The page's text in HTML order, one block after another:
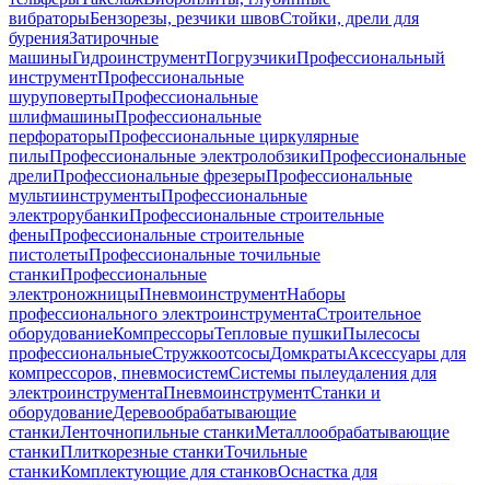
вибраторыБензорезы, резчики швовСтойки, дрели для
буренияЗатирочные
машиныГидроинструментПогрузчикиПрофессиональный
инструментПрофессиональные
шуруповертыПрофессиональные
шлифмашиныПрофессиональные
перфораторыПрофессиональные циркулярные
пилыПрофессиональные электролобзикиПрофессиональные
дрелиПрофессиональные фрезерыПрофессиональные
мультиинструментыПрофессиональные
электрорубанкиПрофессиональные строительные
феныПрофессиональные строительные
пистолетыПрофессиональные точильные
станкиПрофессиональные
электроножницыПневмоинструментНаборы
профессионального электроинструментаСтроительное
оборудованиеКомпрессорыТепловые пушкиПылесосы
профессиональныеСтружкоотсосыДомкратыАксессуары для
компрессоров, пневмосистемСистемы пылеудаления для
электроинструментаПневмоинструментСтанки и
оборудованиеДеревообрабатывающие
станкиЛенточнопильные станкиМеталлообрабатывающие
станкиПлиткорезные станкиТочильные
станкиКомплектующие для станковОснастка для